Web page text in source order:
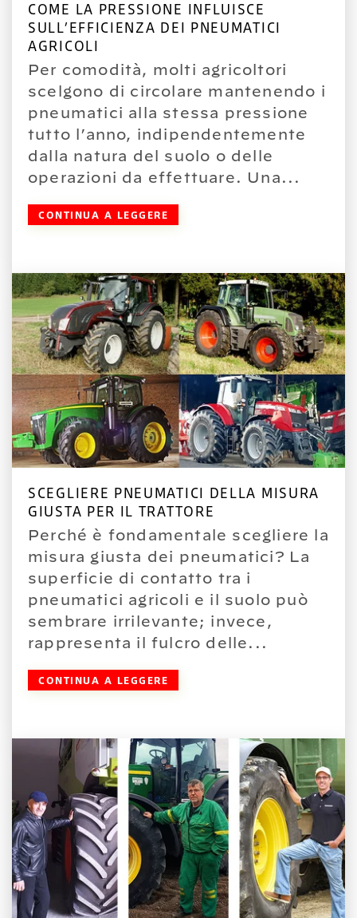
COME LA PRESSIONE INFLUISCE
SULL’EFFICIENZA DEI PNEUMATICI
AGRICOLI
Per comodità, molti agricoltori
scelgono di circolare mantenendo i
pneumatici alla stessa pressione
tutto l’anno, indipendentemente
dalla natura del suolo o delle
operazioni da effettuare. Una...
CONTINUA A LEGGERE
SCEGLIERE PNEUMATICI DELLA MISURA
GIUSTA PER IL TRATTORE
Perché è fondamentale scegliere la
misura giusta dei pneumatici? La
superficie di contatto tra i
pneumatici agricoli e il suolo può
sembrare irrilevante; invece,
rappresenta il fulcro delle...
CONTINUA A LEGGERE